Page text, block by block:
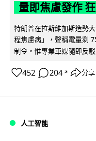
量即焦慮發作
特朗普在拉斯維加斯造勢
程焦慮病」，聲稱電量剩
制令。惟專業車媒隨即反
452 204 ↗ 分享
人工智能